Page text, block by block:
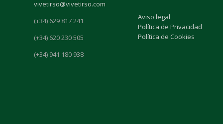
vivetirso@vivetirso.com
(+34) 629 817 241
(+34) 620 230 505
(+34) 941 180 938
Aviso legal
Política de Privacidad
Política de Cookies